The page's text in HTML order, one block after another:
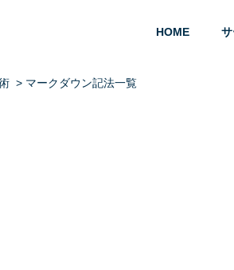
HOME
> マークダウン記法一覧